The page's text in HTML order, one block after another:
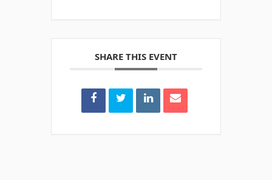
SHARE THIS EVENT